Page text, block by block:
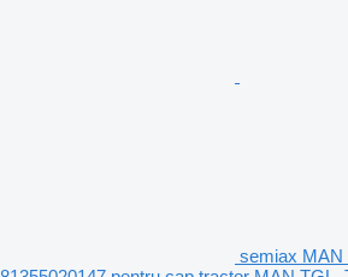
semiax MAN